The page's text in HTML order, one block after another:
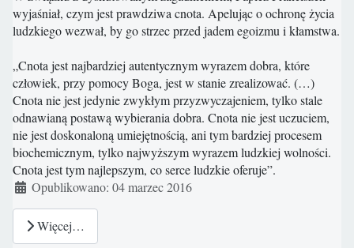
wyjaśniał, czym jest prawdziwa cnota. Apelując o ochronę życia
ludzkiego wezwał, by go strzec przed jadem egoizmu i kłamstwa.
„Cnota jest najbardziej autentycznym wyrazem dobra, które
człowiek, przy pomocy Boga, jest w stanie zrealizować. (…)
Cnota nie jest jedynie zwykłym przyzwyczajeniem, tylko stale
odnawianą postawą wybierania dobra. Cnota nie jest uczuciem,
nie jest doskonaloną umiejętnością, ani tym bardziej procesem
biochemicznym, tylko najwyższym wyrazem ludzkiej wolności.
Cnota jest tym najlepszym, co serce ludzkie oferuje”.
Szczegóły
Opublikowano: 04 marzec 2016
Więcej…